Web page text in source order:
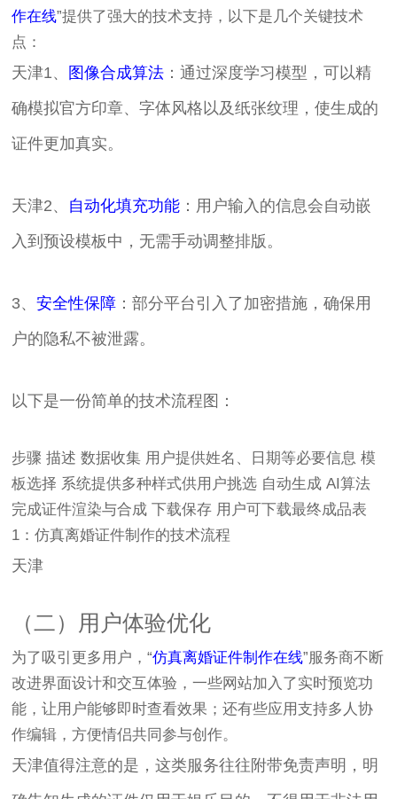
作在线”提供了强大的技术支持，以下是几个关键技术
点：
天津1、 图像合成算法 ：通过深度学习模型，可以精
确模拟官方印章、字体风格以及纸张纹理，使生成的
证件更加真实。
天津2、 自动化填充功能 ：用户输入的信息会自动嵌
入到预设模板中，无需手动调整排版。
3、安全性保障 ：部分平台引入了加密措施，确保用
户的隐私不被泄露。
以下是一份简单的技术流程图：
步骤 描述 数据收集 用户提供姓名、日期等必要信息 模
板选择 系统提供多种样式供用户挑选 自动生成 AI算法
完成证件渲染与合成 下载保存 用户可下载最终成品表
1：仿真离婚证件制作的技术流程
天津
（二）用户体验优化
为了吸引更多用户，“仿真离婚证件制作在线”服务商不断
改进界面设计和交互体验，一些网站加入了实时预览功
能，让用户能够即时查看效果；还有些应用支持多人协
作编辑，方便情侣共同参与创作。
天津值得注意的是，这类服务往往附带免责声明，明